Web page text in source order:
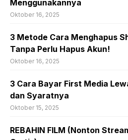
Menggunakannya
Oktober 16, 2025
3 Metode Cara Menghapus
Tanpa Perlu Hapus Akun!
Oktober 16, 2025
3 Cara Bayar First Media
dan Syaratnya
Oktober 15, 2025
REBAHIN FILM (Nonton